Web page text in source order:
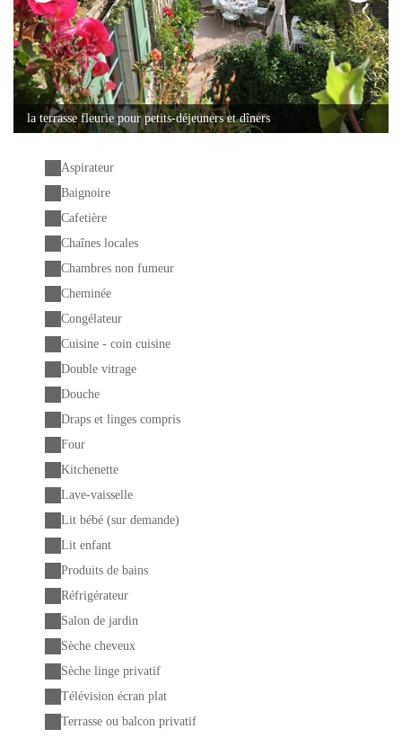
la terrasse fleurie pour petits-déjeuners et dîners
Aspirateur
Baignoire
Cafetière
Chaînes locales
Chambres non fumeur
Cheminée
Congélateur
Cuisine - coin cuisine
Double vitrage
Douche
Draps et linges compris
Four
Kitchenette
Lave-vaisselle
Lit bébé (sur demande)
Lit enfant
Produits de bains
Réfrigérateur
Salon de jardin
Sèche cheveux
Sèche linge privatif
Télévision écran plat
Terrasse ou balcon privatif